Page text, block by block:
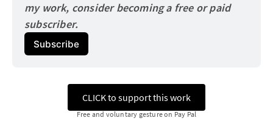
my work, consider becoming a free or paid
subscriber.
Subscribe
CLICK to support this work
Free and voluntary gesture on Pay Pal